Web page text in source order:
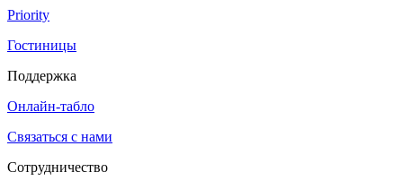
Priority
Гостиницы
Поддержка
Онлайн-табло
Связаться с нами
Сотрудничество